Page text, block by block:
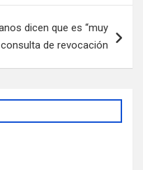
dicen que es “muy
de revocación